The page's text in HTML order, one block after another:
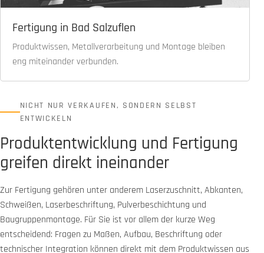
Fertigung in Bad Salzuflen
Produktwissen, Metallverarbeitung und Montage bleiben
eng miteinander verbunden.
NICHT NUR VERKAUFEN, SONDERN SELBST
ENTWICKELN
Produktentwicklung und Fertigung
greifen direkt ineinander
Zur Fertigung gehören unter anderem Laserzuschnitt, Abkanten,
Schweißen, Laserbeschriftung, Pulverbeschichtung und
Baugruppenmontage. Für Sie ist vor allem der kurze Weg
entscheidend: Fragen zu Maßen, Aufbau, Beschriftung oder
technischer Integration können direkt mit dem Produktwissen aus